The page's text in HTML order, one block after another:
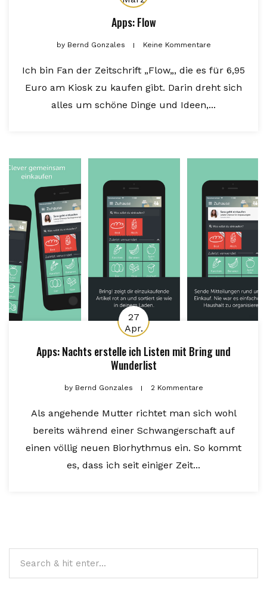
Apps: Flow
byBernd Gonzales Keine Kommentare
Ich bin Fan der Zeitschrift „Flow„, die es für 6,95
Euro am Kiosk zu kaufen gibt. Darin dreht sich
alles um schöne Dinge und Ideen,...
27
Apr.
Apps: Nachts erstelle ich Listen mit Bring und
Wunderlist
byBernd Gonzales 2 Kommentare
Als angehende Mutter richtet man sich wohl
bereits während einer Schwangerschaft auf
einen völlig neuen Biorhythmus ein. So kommt
es, dass ich seit einiger Zeit...